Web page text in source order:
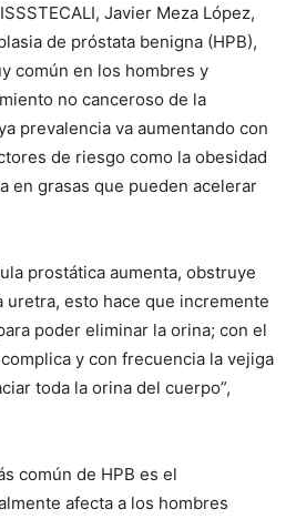
Javier Meza López,
de próstata benigna (HPB),
común en los hombres y
no canceroso de la
prevalencia va aumentando con
de riesgo como la obesidad
en grasas que pueden acelerar
prostática aumenta, obstruye
uretra, esto hace que incremente
poder eliminar la orina; con el
y con frecuencia la vejiga
toda la orina del cuerpo”,
común de HPB es el
afecta a los hombres